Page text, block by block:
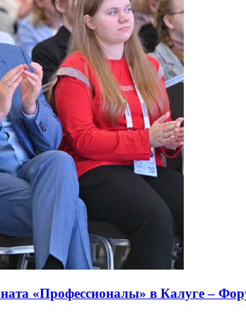
«Профессионалы» в Калуге –